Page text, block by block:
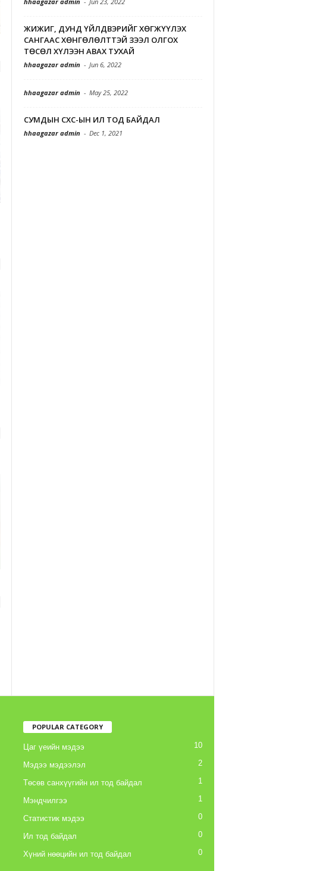
ЖИЖИГ, ДУНД ҮЙЛДВЭРИЙГ ХӨГЖҮҮЛЭХ
САНГААС ХӨНГӨЛӨЛТТЭЙ ЗЭЭЛ ОЛГОХ
ТӨСӨЛ ХҮЛЭЭН АВАХ ТУХАЙ
hhaagazar admin - Jun 6, 2022
hhaagazar admin - May 25, 2022
СУМДЫН СХС-ЫН ИЛ ТОД БАЙДАЛ
hhaagazar admin - Dec 1, 2021
POPULAR CATEGORY
Цаг үеийн мэдээ 10
Мэдээ мэдээлэл 2
Төсөв санхүүгийн ил тод байдал 1
Мэндчилгээ 1
Статистик мэдээ 0
Ил тод байдал 0
Хүний нөөцийн ил тод байдал 0